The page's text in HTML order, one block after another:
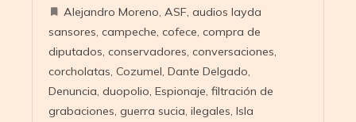
Alejandro Moreno, ASF, audios layda
sansores, campeche, cofece, compra de
diputados, conservadores, conversaciones,
corcholatas, Cozumel, Dante Delgado,
Denuncia, duopolio, Espionaje, filtración de
grabaciones, guerra sucia, ilegales, Isla